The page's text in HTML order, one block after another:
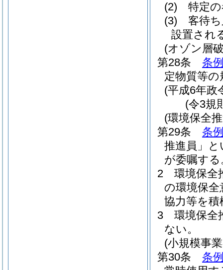
(2)
特定
(3)
客待
設置され
(オゾン層
第28条
条
定物質等
(平成6年政
(令3規
(環境保全
第29条
条
推進員」と
が委嘱する
2
環境保全
の環境保
協力等を
3
環境保全
ない。
(小規模事
第30条
条